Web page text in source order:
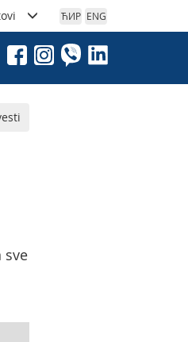
ЋИР ENG
sve